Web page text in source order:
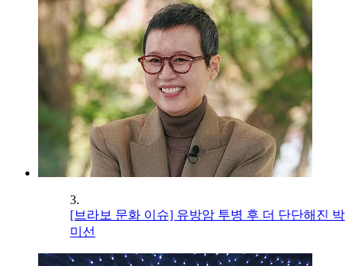
3.
[브라보 문화 이슈] 유방암 투병 후 더 단단해진 박
미선